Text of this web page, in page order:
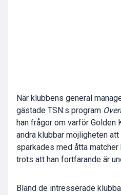
När klubbens general
gästade TSN:s program
han frågor om varför
andra klubbar möjligheten
sparkades med åtta
trots att han fortfarande är
Bland de intresserade